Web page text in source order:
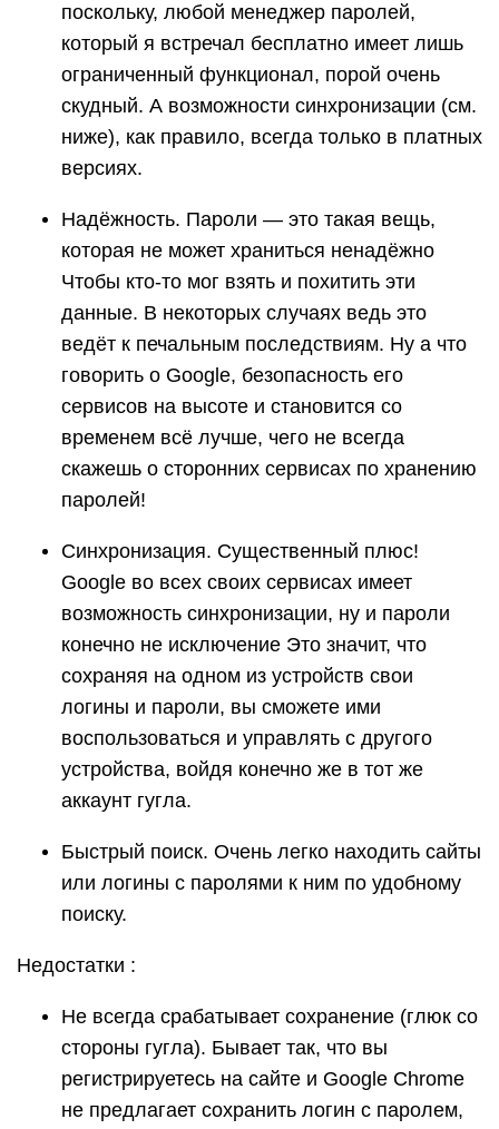
поскольку, любой менеджер паролей,
который я встречал бесплатно имеет лишь
ограниченный функционал, порой очень
скудный. А возможности синхронизации (см.
ниже), как правило, всегда только в платных
версиях.
Надёжность. Пароли — это такая вещь,
которая не может храниться ненадёжно
Чтобы кто-то мог взять и похитить эти
данные. В некоторых случаях ведь это
ведёт к печальным последствиям. Ну а что
говорить о Google, безопасность его
сервисов на высоте и становится со
временем всё лучше, чего не всегда
скажешь о сторонних сервисах по хранению
паролей!
Синхронизация. Существенный плюс!
Google во всех своих сервисах имеет
возможность синхронизации, ну и пароли
конечно не исключение Это значит, что
сохраняя на одном из устройств свои
логины и пароли, вы сможете ими
воспользоваться и управлять с другого
устройства, войдя конечно же в тот же
аккаунт гугла.
Быстрый поиск. Очень легко находить сайты
или логины с паролями к ним по удобному
поиску.
Недостатки :
Не всегда срабатывает сохранение (глюк со
стороны гугла). Бывает так, что вы
регистрируетесь на сайте и Google Chrome
не предлагает сохранить логин с паролем,